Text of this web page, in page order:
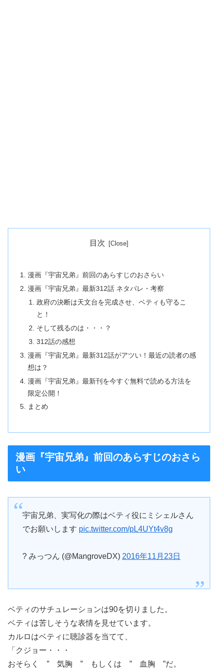
目次
漫画『宇宙兄弟』前回のあらすじのおさらい
漫画『宇宙兄弟』最新312話 ネタバレ・考察
政府の決断は天文台を完成させ、ベティも守るこ
と！
そして残るのは・・・？
312話の感想
漫画『宇宙兄弟』最新312話がアツい！最近の読者の感
想は？
漫画『宇宙兄弟』最新刊を今すぐ無料で読める方法を
限定公開！
まとめ
漫画『宇宙兄弟』前回のあらすじのおさら
い
宇宙兄弟、実写化の際はベティ役にミシェルさん
でお願いします pic.twitter.com/pL4UYt4v8g
? みっつん (@MangroveDX) 2016年11月23日
ベティのサチュレーションは90を切りました。
ベティは苦しそうな表情を見せています。
カルロはベティに聴診器を当てて、
「クジョー・・・
おそらく ” 気胸 ” もしくは ” 血胸 ”だ。